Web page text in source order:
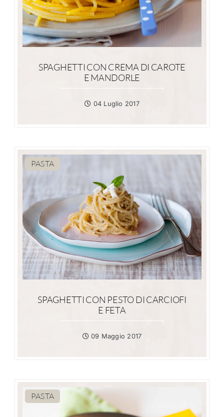
SPAGHETTI CON CREMA DI CAROTE
E MANDORLE
04 Luglio 2017
PASTA
SPAGHETTI CON PESTO DI CARCIOFI
E FETA
09 Maggio 2017
PASTA